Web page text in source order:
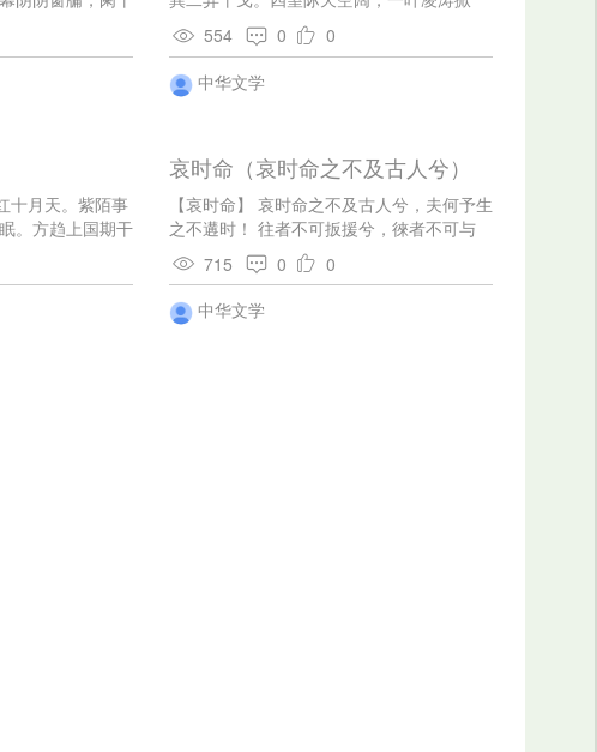
时，天还暗沉沉
些微有些白
形容——一体莽
劲烈的晓寒，
。原来昨夜整
遍的云海。除
顶以外，东西南
在朝旭未露前，
，交颈接背的眠
出。那时候在
雾霭溟蒙的小
我躯体无限的
。莫遣流莺唤
舞，壮志未消磨。为向吴儿道，听我扣舷
歌。 我常欲，利剑戟，斩蛟龟。胡尘未扫，
指挥壮士挽天河。谁料半生忧患，成就如今
老态，白发逐年多。对此貌无恐，心亦畏风
554 0
0
中华文学
十月天。紫陌事
。方趋上国期干
若教如范蠡，也
哀时命（哀时命之不及古人兮）
【哀时命】 哀时命之不及古人兮，夫何予生
之不遘时！ 往者不可扳援兮，徠者不可与
期。 志憾恨而不逞兮，杼中情而属诗。 夜
炯炯而不寐兮，怀隐忧而历兹。 心郁郁而无
告兮，众孰可与深谋！ 欿愁悴而委惰兮，老
冉冉而逮之。 居处愁以隐约兮，志沉抑而不
715 0
0
中华文学